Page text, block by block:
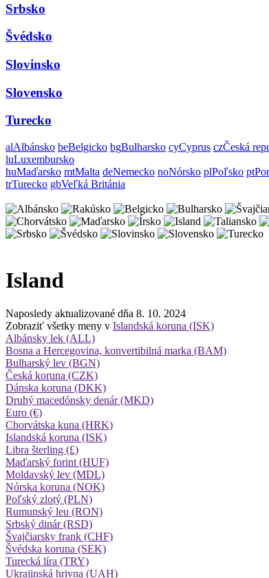
Srbsko
Švédsko
Slovinsko
Slovensko
Turecko
alAlbánsko beBelgicko bgBulharsko cyCyprus czČeská
luLuxembursko
huMaďarsko mtMalta deNemecko noNórsko plPoľsko pt
trTurecko gbVeľká Británia
Island
Naposledy aktualizované dňa 8. 10. 2024
Zobraziť všetky meny v Islandská koruna (ISK)
Albánsky lek (ALL)
Bosna a Hercegovina, konvertibilná marka (BAM)
Bulharský lev (BGN)
Česká koruna (CZK)
Dánska koruna (DKK)
Druhý macedónsky denár (MKD)
Euro (€)
Chorvátska kuna (HRK)
Islandská koruna (ISK)
Libra šterling (£)
Maďarský forint (HUF)
Moldavský lev (MDL)
Nórska koruna (NOK)
Poľský zlotý (PLN)
Rumunský leu (RON)
Srbský dinár (RSD)
Švajčiarsky frank (CHF)
Švédska koruna (SEK)
Turecká líra (TRY)
Ukrajinská hrivna (UAH)